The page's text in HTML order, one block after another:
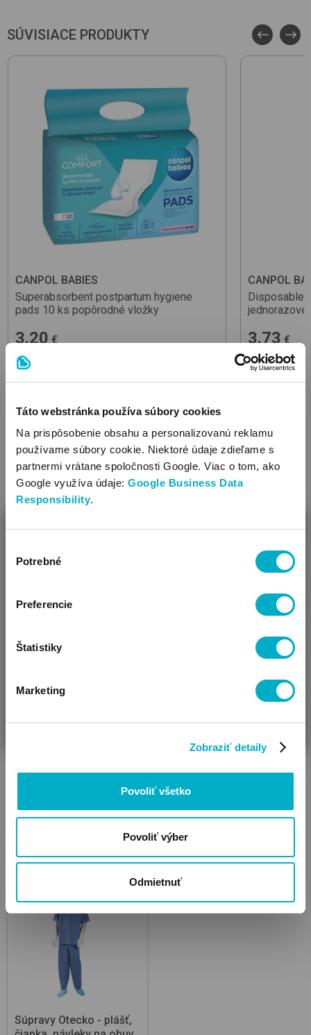
Táto webstránka používa súbory cookies
Na prispôsobenie obsahu a personalizovanú reklamu
používame súbory cookie. Niektoré údaje zdieľame s
partnermi vrátane spoločnosti Google. Viac o tom, ako
Google využíva údaje: Google Business Data
Responsibility.
súhlasu
Potrebné
Preferencie
Štatistiky
Marketing
Zobraziť detaily
Povoliť všetko
Povoliť výber
Odmietnuť
SÚVISIACE PRODUKTY
CANPOL BABIES
Superabsorbent postpartum hygiene
pads 10 ks popôrodné vložky
3.20 €
Cena za 1 ks: 0,32 €
CANPOL
Disposable
jednorazové
3.73 €
Cena za 1 ks:
SÚVISIACE KATEGÓRIE
Redukcia na WC Vlhčený toaletný papier
Hygienické vložky
Súpravy Otecko - plášť,